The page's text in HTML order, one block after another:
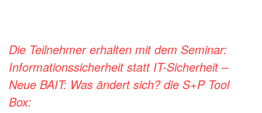
Die Teilnehmer erhalten mit dem Seminar:
Informationssicherheit statt IT-Sicherheit –
Neue BAIT: Was ändert sich? die S+P Tool
Box: